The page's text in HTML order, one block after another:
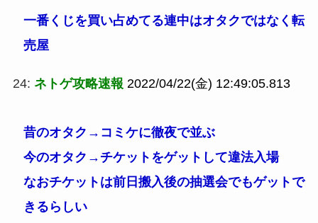
一番くじを買い占めてる連中はオタクではなく転
売屋
24: ネトゲ攻略速報 2022/04/22(金) 12:49:05.813
昔のオタク→コミケに徹夜で並ぶ
今のオタク→チケットをゲットして違法入場
なおチケットは前日搬入後の抽選会でもゲットで
きるらしい